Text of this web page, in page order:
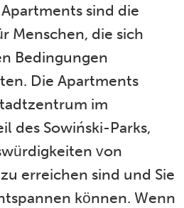
sind die
Menschen, die sich
Bedingungen
Die Apartments
im
des Sowiński-Parks,
von
erreichen sind und Sie
können. Wenn